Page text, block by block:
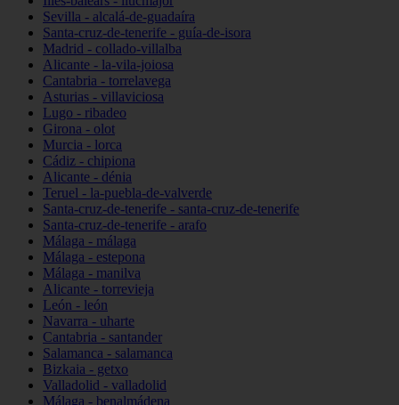
Sevilla - alcalá-de-guadaíra
Santa-cruz-de-tenerife - guía-de-isora
Madrid - collado-villalba
Alicante - la-vila-joiosa
Cantabria - torrelavega
Asturias - villaviciosa
Lugo - ribadeo
Girona - olot
Murcia - lorca
Cádiz - chipiona
Alicante - dénia
Teruel - la-puebla-de-valverde
Santa-cruz-de-tenerife - santa-cruz-de-tenerife
Santa-cruz-de-tenerife - arafo
Málaga - málaga
Málaga - estepona
Málaga - manilva
Alicante - torrevieja
León - león
Navarra - uharte
Cantabria - santander
Salamanca - salamanca
Bizkaia - getxo
Valladolid - valladolid
Málaga - benalmádena